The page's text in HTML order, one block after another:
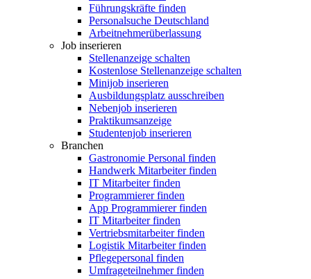
Führungskräfte finden
Personalsuche Deutschland
Arbeitnehmerüberlassung
Job inserieren
Stellenanzeige schalten
Kostenlose Stellenanzeige schalten
Minijob inserieren
Ausbildungsplatz ausschreiben
Nebenjob inserieren
Praktikumsanzeige
Studentenjob inserieren
Branchen
Gastronomie Personal finden
Handwerk Mitarbeiter finden
IT Mitarbeiter finden
Programmierer finden
App Programmierer finden
IT Mitarbeiter finden
Vertriebsmitarbeiter finden
Logistik Mitarbeiter finden
Pflegepersonal finden
Umfrageteilnehmer finden